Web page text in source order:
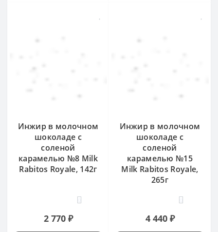
Инжир в молочном
шоколаде с
соленой
карамелью №8 Milk
Rabitos Royale, 142г
2 770 ₽
Инжир в молочном
шоколаде с
соленой
карамелью №15
Milk Rabitos Royale,
265г
4 440 ₽